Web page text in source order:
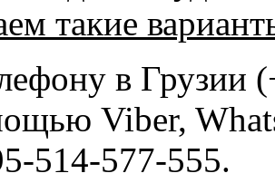
такие
в Грузии
Viber,
514-577-555.